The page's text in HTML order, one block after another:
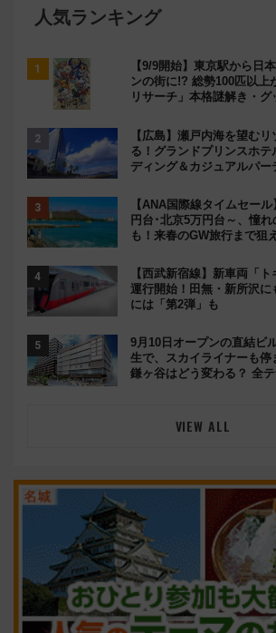
人気ランキング
【9/9開始】東京駅から日
ンの街に!? 総勢100匹以上
リサーチ」本格謎解き・
【広島】瀬戸内海を望む
る！グランドプリンスホ
ディング＆カジュアルパー
【ANA国際線タイムセー
円台･北京5万円台～、憧
も！来春のGW旅行まで狙
【西武新宿線】新車両「
運行開始！田無・新所沢
には「第2弾」も
9月10日オープンの直結ビ
生で、スカイライナーも停
鎌ヶ谷はどう変わる？ 全
VIEW ALL